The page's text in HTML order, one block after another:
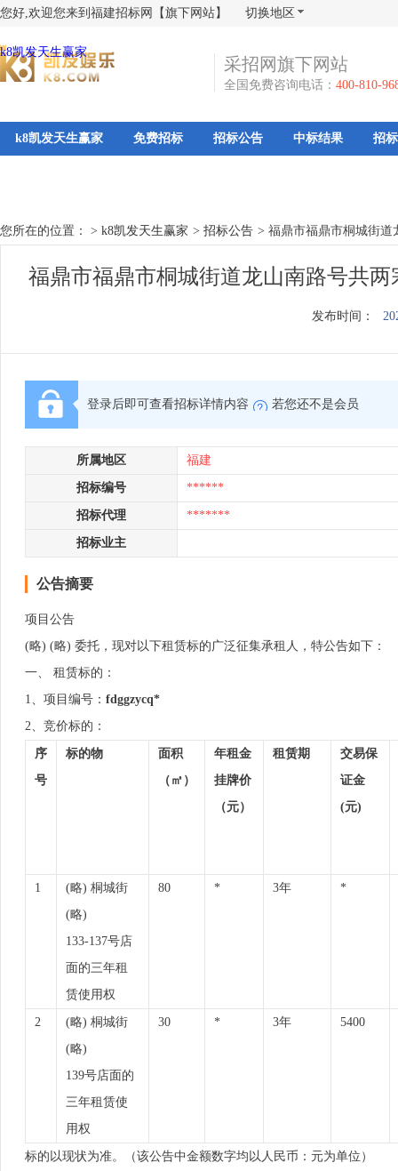
您好,欢迎您来到福建招标网【旗下网站】 切换地区
k8凯发天生赢家
采招网旗下网站
全国免费咨询电话： 400-810-
k8凯发天生赢家 免费招标 招标公告 中标结果 招
您所在的位置： > k8凯发天生赢家 > 招标公告 > 福鼎市福鼎市桐城街道
福鼎市福鼎市桐城街道龙山南路号共
发布时间：
登录后即可查看招标详情内容 若您还不是会员
所属地区 福建
招标编号 ******
招标代理 *******
招标业主
公告摘要
项目公告
(略) (略) 委托，现对以下租赁标的广泛征集承租人，特公告如下：
一、 租赁标的：
1、项目编号： fdggzycq*
2、竞价标的：
序
号
标的物
面积
（㎡）
年租金
挂牌价
（元）
租赁期
交易保
证金
(元)
1
(略) 桐城街
(略)
133-137号店
面的三年租
赁使用权
80 * 3年 *
2
(略) 桐城街
(略)
139号店面的
三年租赁使
用权
30 * 3年 5400
标的以现状为准。（该公告中金额数字均以人民币：元为单位）